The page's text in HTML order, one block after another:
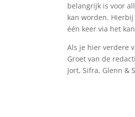
belangrijk is voor
kan worden. Hierbij
één keer via het
Als je hier verdere
Groet van de
Jort, Sifra, Glenn &